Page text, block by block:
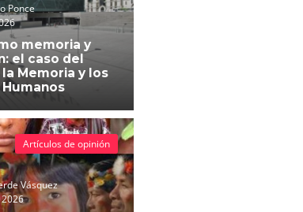
Ponce
memoria y
el caso del
Memoria y los
Vásquez
Artículos de opinión